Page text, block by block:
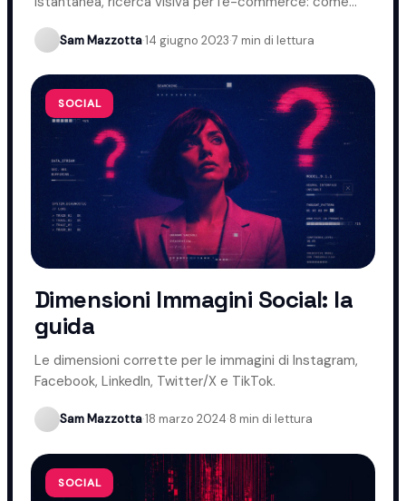
funziona Google Lens.
Sam Mazzotta·14 giugno 2023·7 min di lettura
SOCIAL
Dimensioni Immagini Social: la
guida
Le dimensioni corrette per le immagini di Instagram,
Facebook, LinkedIn, Twitter/X e TikTok.
Sam Mazzotta·18 marzo 2024·8 min di lettura
SOCIAL